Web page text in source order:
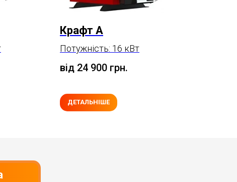
Крафт А
Потужність: 16 кВт
від 24 900 грн.
ДЕТАЛЬНІШЕ